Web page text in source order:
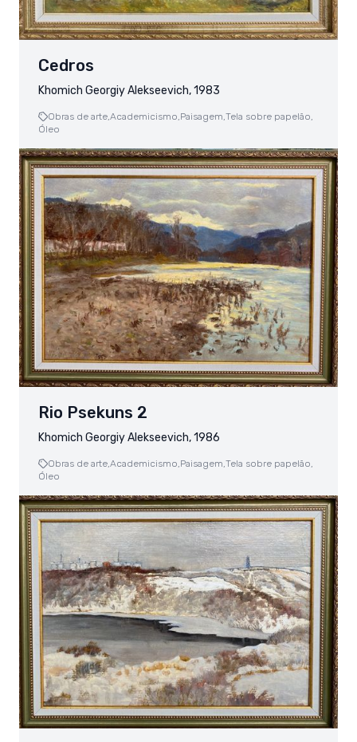
Cedros
Khomich Georgiy Alekseevich, 1983
Obras de arte,Academicismo,Paisagem,Tela sobre papelão,
Óleo
Rio Psekuns 2
Khomich Georgiy Alekseevich, 1986
Obras de arte,Academicismo,Paisagem,Tela sobre papelão,
Óleo